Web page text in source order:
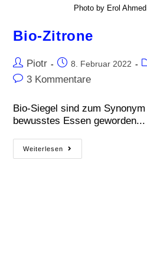
Photo by Erol
Bio-Zitrone
Piotr 8. Februar 2022
3 Kommentare
Bio-Siegel sind zum
bewusstes Essen geworden...
Weiterlesen